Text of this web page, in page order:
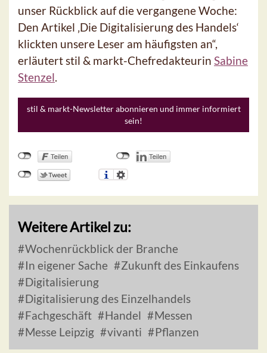
unser Rückblick auf die vergangene Woche:
Den Artikel ‚Die Digitalisierung des Handels‘
klickten unsere Leser am häufigsten an“,
erläutert stil & markt-Chefredakteurin Sabine
Stenzel.
stil & markt-Newsletter abonnieren und immer informiert
sein!
Weitere Artikel zu:
Wochenrückblick der Branche
In eigener Sache
Zukunft des Einkaufens
Digitalisierung
Digitalisierung des Einzelhandels
Fachgeschäft
Handel
Messen
Messe Leipzig
vivanti Pflanzen